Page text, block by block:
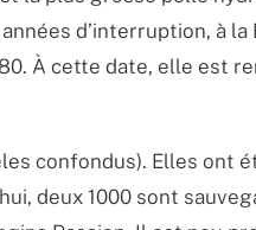
d’interruption, à
À cette date, elle est
confondus). Elles ont
deux 1000 sont